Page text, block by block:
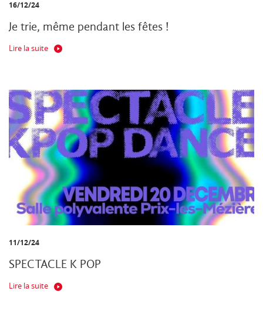
16/12/24
Je trie, même pendant les fêtes !
Lire la suite
11/12/24
SPECTACLE K POP
Lire la suite